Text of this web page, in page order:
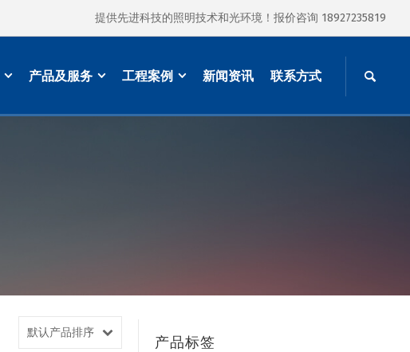
提供先进科技的照明技术和光环境！报价咨询 18927235819
产品及服务 工程案例 新闻资讯 联系方式
默认产品排序
产品标签